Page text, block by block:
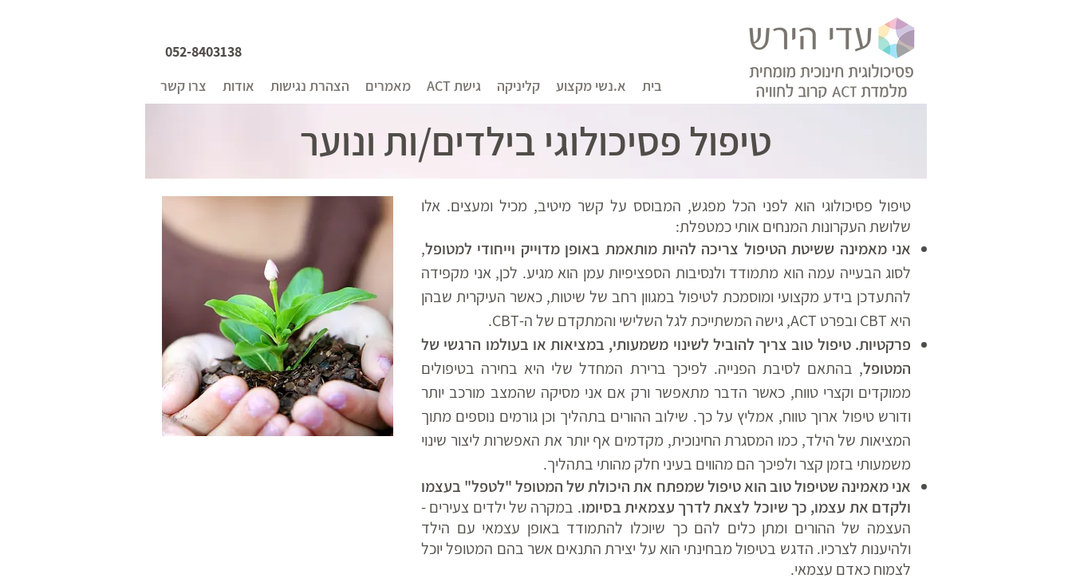
052-8403138
בית
א.נשי מקצוע קליניקה גישת ACT מאמרים הצהרת נגישות אודות צרו קשר
טיפול פסיכולוגי בילדים/ות ונוער
טיפול פסיכולוגי הוא לפני הכל מפגש, המבוסס על קשר מיטיב, מכיל ומעצים. אלו
שלושת העקרונות המנחים אותי כמטפלת:
אני מאמינה ששיטת הטיפול צריכה להיות מותאמת באופן מדוייק וייחודי למטופל,
לסוג הבעייה עמה הוא מתמודד ולנסיבות הספציפיות עמן הוא מגיע. לכן, אני מקפידה
להתעדכן בידע מקצועי ומוסמכת לטיפול במגוון רחב של שיטות, כאשר העיקרית שבהן
היא CBT ובפרט ACT, גישה המשתייכת לגל השלישי והמתקדם של ה-CBT.
פרקטיות. טיפול טוב צריך להוביל לשינוי משמעותי, במציאות או בעולמו הרגשי של
המטופל, בהתאם לסיבת הפנייה. לפיכך ברירת המחדל שלי היא בחירה בטיפולים
ממוקדים וקצרי טווח, כאשר הדבר מתאפשר ורק אם אני מסיקה שהמצב מורכב יותר
ודורש טיפול ארוך טווח, אמליץ על כך. שילוב ההורים בתהליך וכן גורמים נוספים מתוך
המציאות של הילד, כמו המסגרת החינוכית, מקדמים אף יותר את האפשרות ליצור שינוי
משמעותי בזמן קצר ולפיכך הם מהווים בעיני חלק מהותי בתהליך.
אני מאמינה שטיפול טוב הוא טיפול שמפתח את היכולת של המטופל "לטפל" בעצמו
ולקדם את עצמו, כך שיוכל לצאת לדרך עצמאית בסיומו. במקרה של ילדים צעירים -
העצמה של ההורים ומתן כלים להם כך שיוכלו להתמודד באופן עצמאי עם הילד
ולהיענות לצרכיו. הדגש בטיפול מבחינתי הוא על יצירת התנאים אשר בהם המטופל יוכל
לצמוח כאדם עצמאי.